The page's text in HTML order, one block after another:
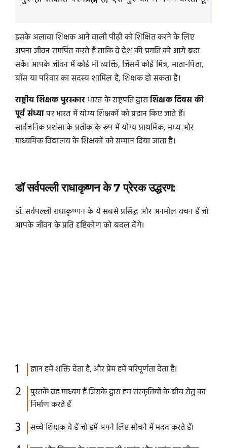
इसके अलावा शिक्षक आने वाली पीढ़ी को शिक्षित करने के लिए
अपना जीवन समर्पित करते हैं ताकि वे देश की प्रगति को आगे बढ़ा
सकें। आपके जीवन में कोई भी व्यक्ति, जिसमें कोई मित्र, माता-पिता,
बॉस या परिवार का सदस्य शामिल है, शिक्षक हो सकता है।
राष्ट्रीय शिक्षक पुरस्कारभारत के राष्ट्रपति द्वाराशिक्षक दिवस की
पूर्व संध्यापर भारत में योग्य शिक्षकों को प्रदान किए जाते हैं।
सार्वजनिक प्रशंसा के प्रतीक के रूप में योग्य प्राथमिक, मध्य और
माध्यमिक विद्यालय के शिक्षकों को सम्मान दिया जाता है।
डॉ सर्वपल्ली राधाकृष्णन के 7 प्रेरक उद्धरण:
डॉ. सर्वपल्ली राधाकृष्णन के ये सबसे प्रसिद्ध और अनमोल वचन हैं जो
आपके जीवन के प्रति दृष्टिकोण को बदल देंगे।
ज्ञान हमें शक्ति देता है, और प्रेम हमें परिपूर्णता देता है।
पुस्तकें वह माध्यम हैं जिसके द्वारा हम संस्कृतियों के बीच सेतु का
निर्माण करते हैं
सच्चे शिक्षक वे हैं जो हमें अपने लिए सोचने में मदद करते हैं।